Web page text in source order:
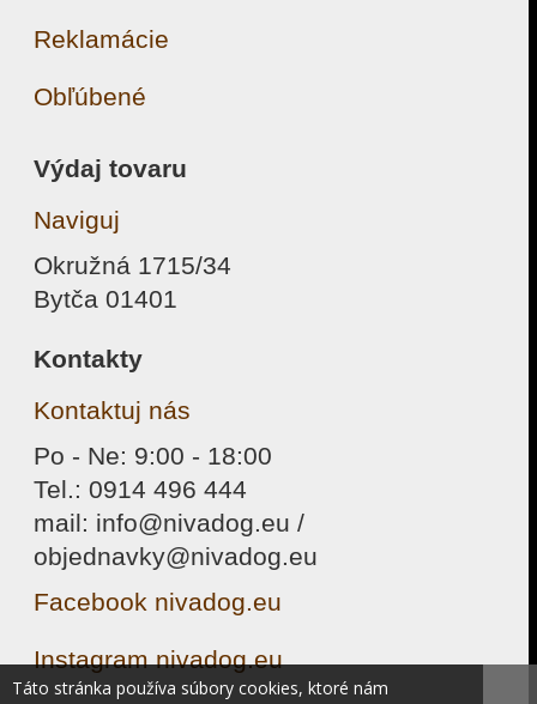
Reklamácie
Obľúbené
Výdaj tovaru
Naviguj
Okružná 1715/34
Bytča 01401
Kontakty
Kontaktuj nás
Po - Ne: 9:00 - 18:00
Tel.: 0914 496 444
mail: info@nivadog.eu /
objednavky@nivadog.eu
Facebook nivadog.eu
Instagram nivadog.eu
Táto stránka používa súbory cookies, ktoré nám